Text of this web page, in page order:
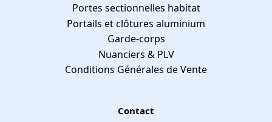
Portes sectionnelles habitat
Portails et clôtures aluminium
Garde-corps
Nuanciers & PLV
Conditions Générales de Vente
Contact